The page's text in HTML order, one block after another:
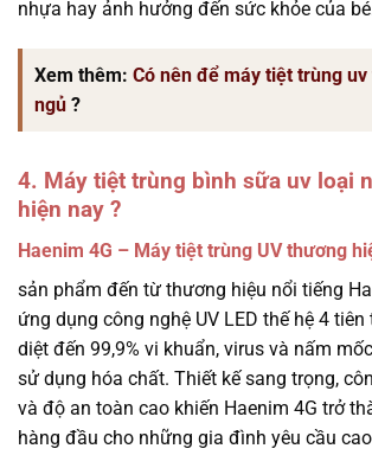
nhựa hay ảnh hưởng đến sức khỏe của
Xem thêm: Có nên để máy tiệt trùng
ngủ ?
4. Máy tiệt trùng bình sữa uv loại
hiện nay ?
Haenim 4G – Máy tiệt trùng UV thương
sản phẩm đến từ thương hiệu nổi tiếng
ứng dụng công nghệ UV LED thế hệ 4 tiên
diệt đến 99,9% vi khuẩn, virus và nấm
sử dụng hóa chất. Thiết kế sang trọng,
và độ an toàn cao khiến Haenim 4G trở
hàng đầu cho những gia đình yêu cầu